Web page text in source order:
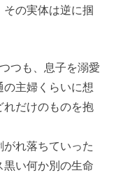
の実体は逆に掴
つも、息子を溺愛
主婦くらいに想
れだけのものを抱
れ落ちていった
い何か別の生命